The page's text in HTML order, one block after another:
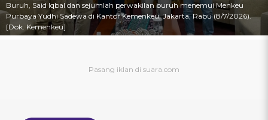
Buruh, Said Iqbal dan sejumlah perwakilan buruh menemui Menkeu
Purbaya Yudhi Sadewa di Kantor Kemenkeu, Jakarta, Rabu (8/7/2026).
[Dok. Kemenkeu]